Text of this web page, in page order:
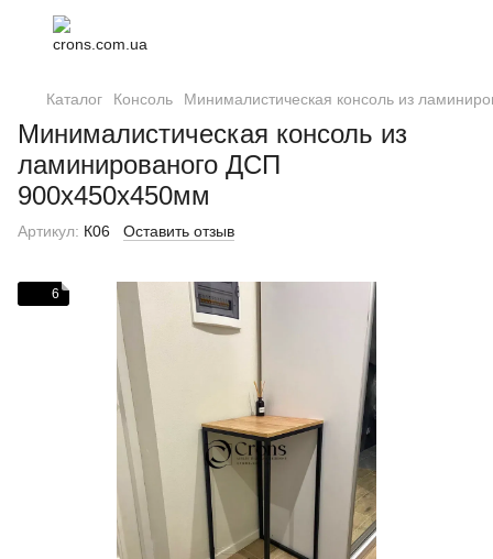
Каталог Консоль Минималистическая консоль из
Минималистическая консоль из
ламинированого ДСП
900х450х450мм
Артикул: К06 Оставить отзыв
6